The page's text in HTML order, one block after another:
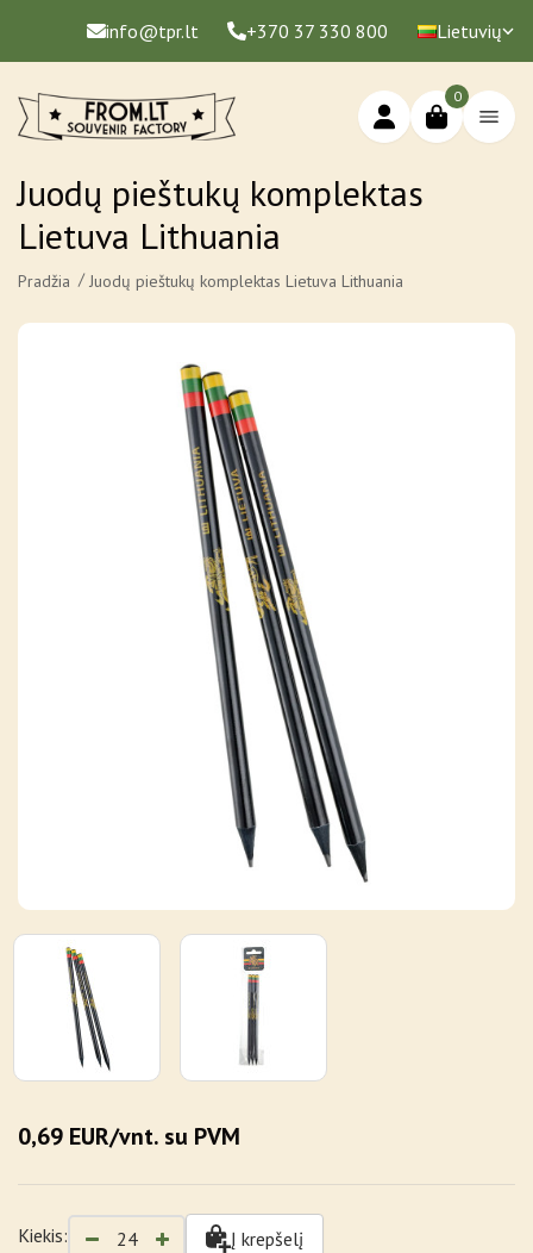
info@tpr.lt +370 37 330 800 Lietuvių
0
Juodų pieštukų komplektas
Lietuva Lithuania
Pradžia Juodų pieštukų komplektas Lietuva Lithuania
0,69 EUR/vnt. su PVM
Kiekis: Į krepšelį